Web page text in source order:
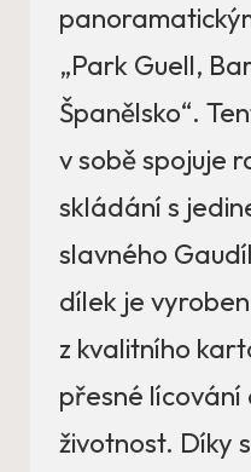
„Park Guell,
Španělsko“.
v sobě spojuje
skládání s
slavného
dílek je
z kvalitního
přesné lícování
životnost. Díky